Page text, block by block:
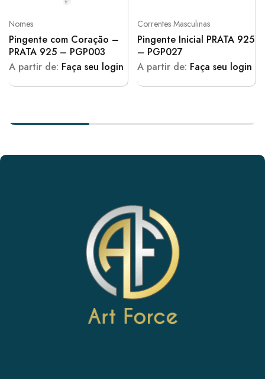
Nomes
Pingente com Coração –
PRATA 925 – PGP003
A partir de: Faça seu login
Correntes Masculinas
Pingente Inicial PRATA 925
– PGP027
A partir de: Faça seu login